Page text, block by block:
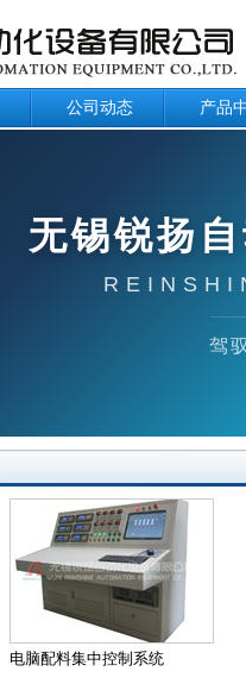
公司动态 产品
无锡锐扬
驾
电脑配料集中控制系统